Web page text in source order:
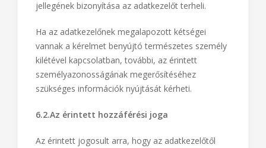
jellegének bizonyítása az adatkezelőt terheli.
Ha az adatkezelőnek megalapozott kétségei
vannak a kérelmet benyújtó természetes személy
kilétével kapcsolatban, további, az érintett
személyazonosságának megerősítéséhez
szükséges információk nyújtását kérheti.
6.2.Az érintett hozzáférési joga
Az érintett jogosult arra, hogy az adatkezelőtől